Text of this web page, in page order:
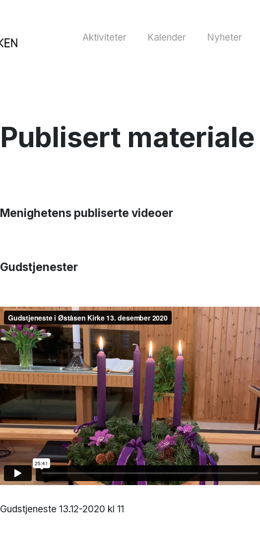
Aktiviteter Kalender Nyheter
Publisert materiale
Menighetens publiserte videoer
Gudstjenester
Gudstjeneste 13.12-2020 kl 11